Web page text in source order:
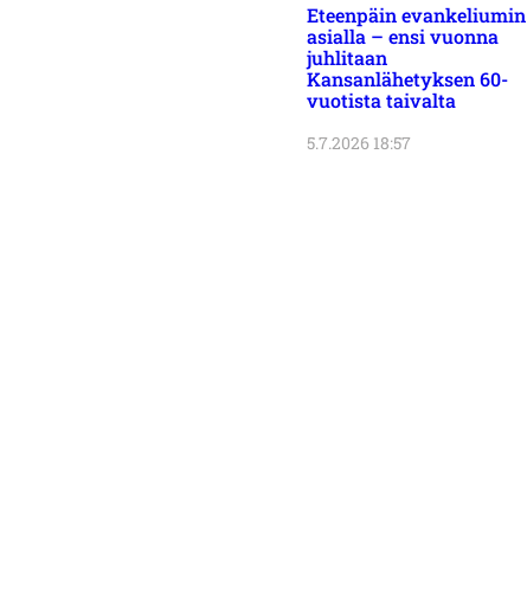
Eteenpäin evankeliumin
asialla – ensi vuonna
juhlitaan
Kansanlähetyksen 60-
vuotista taivalta
5.7.2026 18:57